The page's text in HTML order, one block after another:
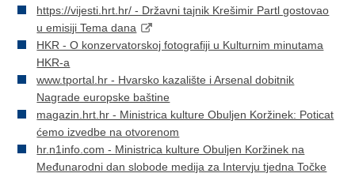
https://vijesti.hrt.hr/ - Državni tajnik Krešimir Partl gostovao
u emisiji Tema dana
HKR - O konzervatorskoj fotografiji u Kulturnim minutama
HKR-a
www.tportal.hr - Hvarsko kazalište i Arsenal dobitnik
Nagrade europske baštine
magazin.hrt.hr - Ministrica kulture Obuljen Koržinek: Poticat
ćemo izvedbe na otvorenom
hr.n1info.com - Ministrica kulture Obuljen Koržinek na
Međunarodni dan slobode medija za Intervju tjedna Točke